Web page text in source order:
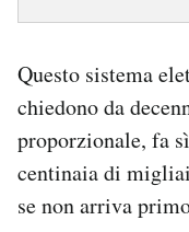
Questo sistema
chiedono da
proporzionale, fa
centinaia di
se non arriva